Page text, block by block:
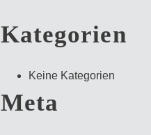
Kategorien
Keine Kategorien
Meta